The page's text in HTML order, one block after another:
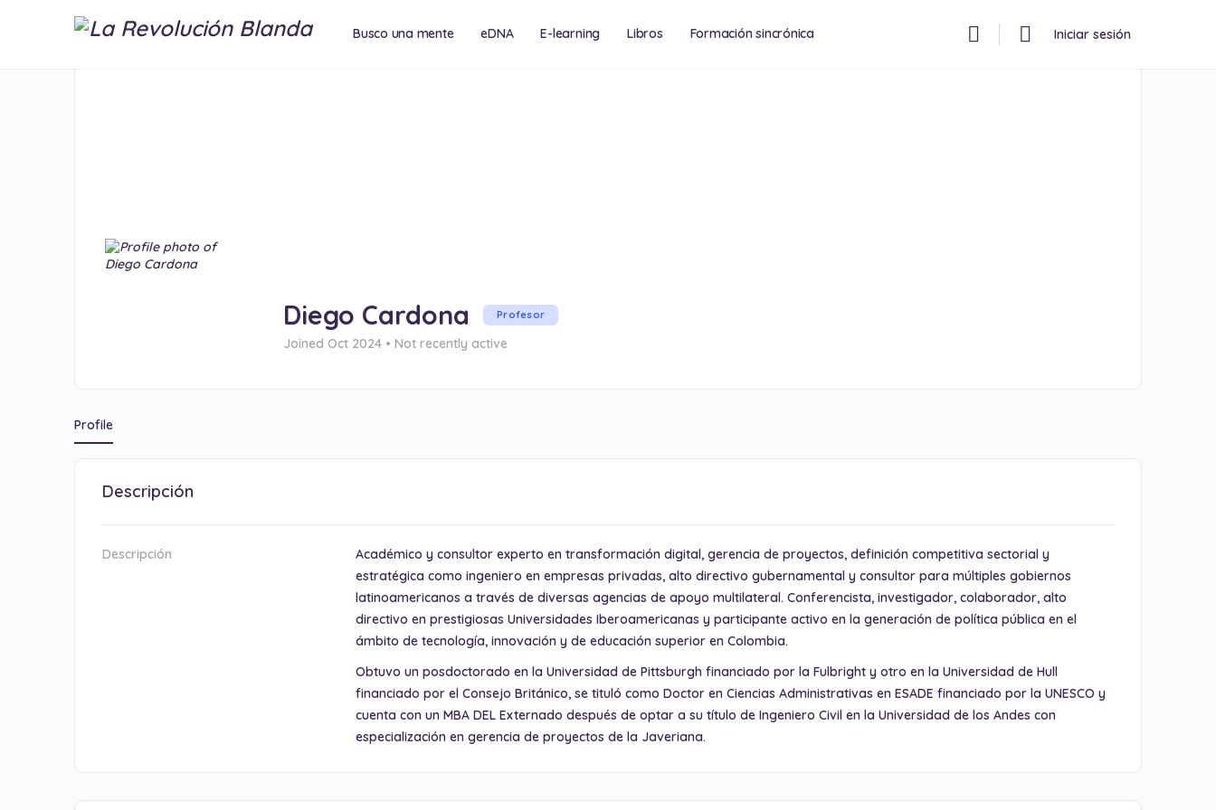
Busco una mente eDNA E-learning Libros Formación sincrónica Iniciar sesión
Diego Cardona Profesor
Joined Oct 2024 • Not recently active
Profile
Descripción
Descripción
Académico y consultor experto en transformación digital, gerencia de proyectos, definición competitiva sectorial y
estratégica como ingeniero en empresas privadas, alto directivo gubernamental y consultor para múltiples gobiernos
latinoamericanos a través de diversas agencias de apoyo multilateral. Conferencista, investigador, colaborador, alto
directivo en prestigiosas Universidades Iberoamericanas y participante activo en la generación de política pública en el
ámbito de tecnología, innovación y de educación superior en Colombia.
Obtuvo un posdoctorado en la Universidad de Pittsburgh financiado por la Fulbright y otro en la Universidad de Hull
financiado por el Consejo Británico, se tituló como Doctor en Ciencias Administrativas en ESADE financiado por la UNESCO y
cuenta con un MBA DEL Externado después de optar a su título de Ingeniero Civil en la Universidad de los Andes con
especialización en gerencia de proyectos de la Javeriana.